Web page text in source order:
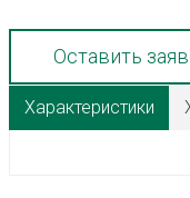
Оставить
Характеристики